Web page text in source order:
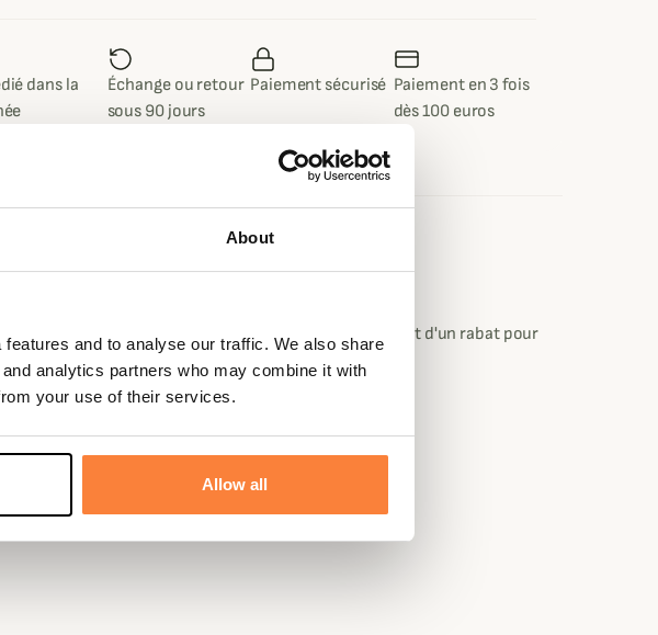
About
and to analyse our traffic. We also share
analytics partners who may combine it with
your use of their services.
Allow all
dans la
Échange ou retour
sous 90 jours
Paiement sécurisé Paiement en 3 fois
dès 100 euros
cuir sauvage.
de fermeture est à double curseur et est recouvert d'un rabat pour